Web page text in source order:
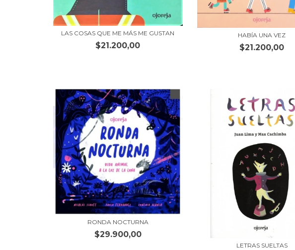
LAS COSAS QUE ME MÁS ME GUSTAN
$21.200,00
HABÍA UNA VEZ
$21.200,00
RONDA NOCTURNA
$29.900,00
LETRAS SUELTAS